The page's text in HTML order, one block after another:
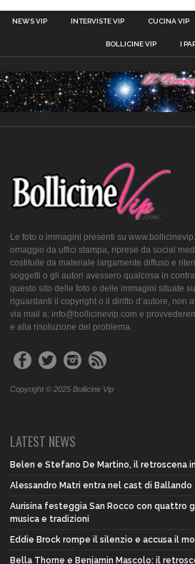
NEWS VIP INTERVISTE VIP CUCINA VIP
BOLLICINE VIP I
Le foto o immagini presenti su
omaggio da uffici stampa, riprese da social
costituite da materiale largamente diffuso e
soggetti o gli autori avessero qualcosa in
questo sito delle foto o delle immagini situate
riguardanti il copyright o il diritto d’autore, non
via mail a: info@bollicinevip.com e
e alla risoluzione del problema.
Copyright © 2025 Bollicine Vip
LATEST NEWS
Belen e Stefano De Martino, il retroscena
Alessandro Matri entra nel cast di Ballando
Aurisina festeggia San Rocco con quattro
musica e tradizioni
Eddie Brock rompe il silenzio e accusa il
Bella Thorne e Benjamin Mascolo: il